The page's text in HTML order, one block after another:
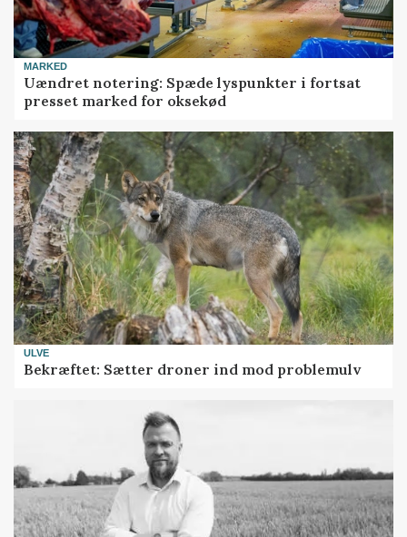
MARKED
Uændret notering: Spæde lyspunkter i fortsat
presset marked for oksekød
ULVE
Bekræftet: Sætter droner ind mod problemulv